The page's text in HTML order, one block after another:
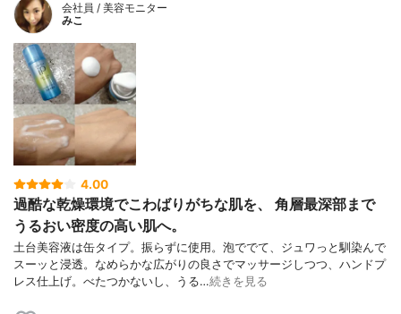
会社員 / 美容モニター
みこ
4.00
過酷な乾燥環境でこわばりがちな肌を、 角層最深部まで
うるおい密度の高い肌へ。
土台美容液は缶タイプ。振らずに使用。泡ででて、ジュワっと馴染んで
スーッと浸透。なめらかな広がりの良さでマッサージしつつ、ハンドプ
レス仕上げ。べたつかないし、うる…続きを見る